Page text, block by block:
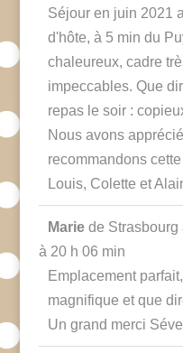
Séjour en juin 2021
d'hôte, à 5 min du
chaleureux, cadre
impeccables. Que
repas le soir :
Nous avons
recommandons
Louis, Colette et
Marie de Strasbourg
à 20 h 06 min
Emplacement
magnifique et que
Un grand merci